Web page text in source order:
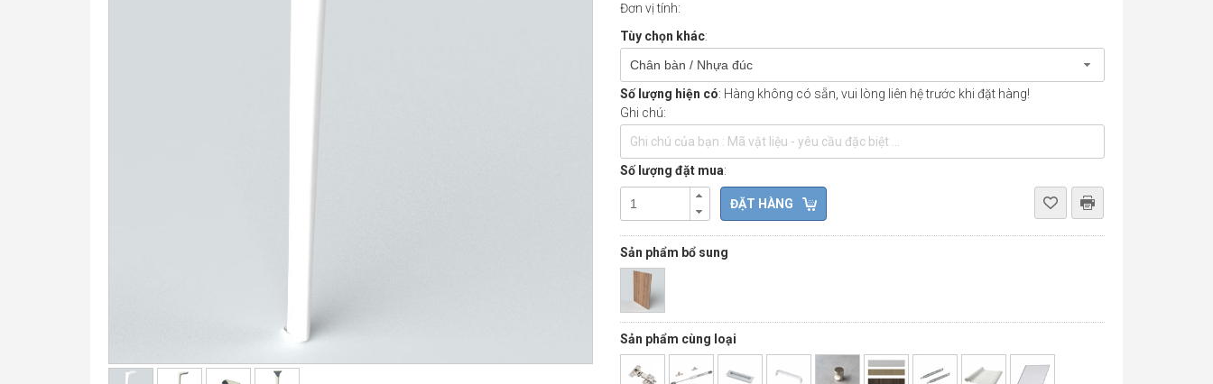
Đơn vị tính:
Tùy chọn khác:
Chân bàn / Nhựa đúc
Số lượng hiện có: Hàng không có sẵn, vui lòng liên hệ trước khi đặt hàng!
Ghi chú:
Số lượng đặt mua:
Sản phẩm bổ sung
Sản phẩm cùng loại